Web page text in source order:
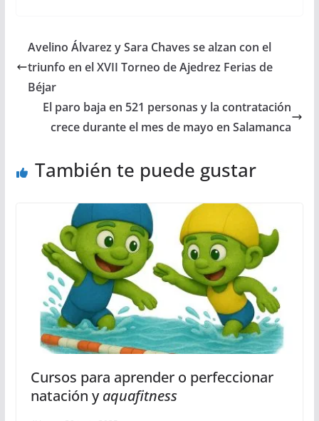
Avelino Álvarez y Sara Chaves se alzan con el
triunfo en el XVII Torneo de Ajedrez Ferias de
Béjar
El paro baja en 521 personas y la contratación
crece durante el mes de mayo en Salamanca
También te puede gustar
Cursos para aprender o perfeccionar
natación yaquafitness